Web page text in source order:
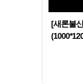
[새론불